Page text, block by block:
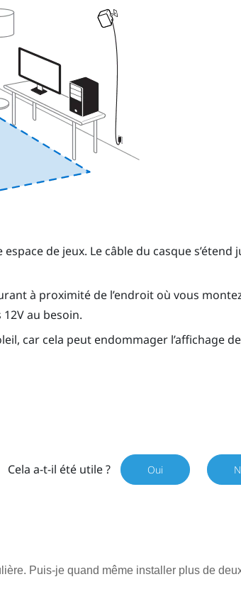
de jeux. Le câble du casque s’étend
à proximité de l’endroit où vous
au besoin.
car cela peut endommager l’affichage
Cela a-t-il été utile ? Oui
Puis-je quand même installer plus de